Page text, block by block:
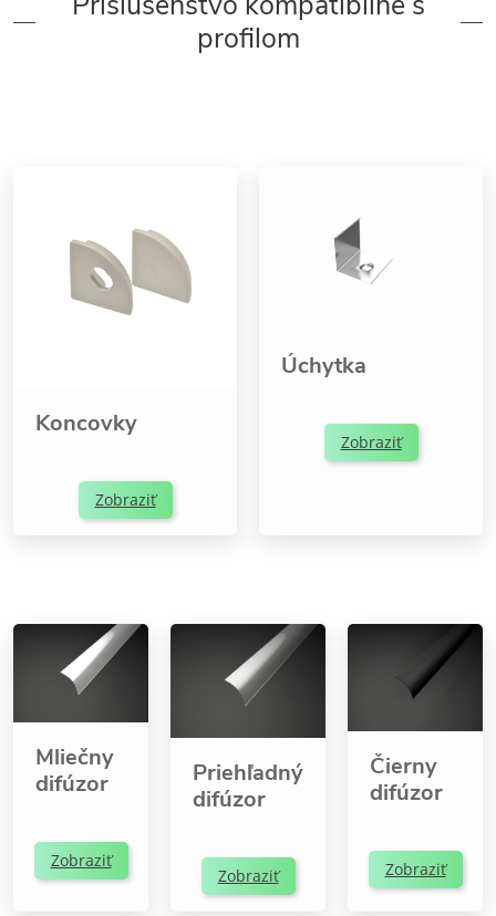
profilom
Koncovky
Zobraziť
Úchytka
Zobraziť
Mliečny
difúzor
Zobraziť
Priehľadný
difúzor
Zobraziť
Čierny
difúzor
Zobraziť